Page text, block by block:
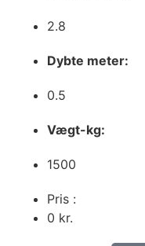
2.8
Dybte meter:
0.5
Vægt-kg:
1500
Pris :
0 kr.